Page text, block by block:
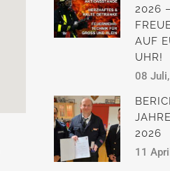
2026
AUF
UHR!
08
2026
11